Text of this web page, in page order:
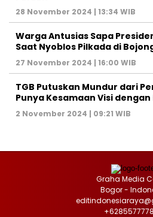
28 November 2024 | 13:34 WIB
Warga Antusias Sapa
Saat Nyoblos Pilkada di
27 November 2024 | 16:00 WIB
TGB Putuskan Mundur dari
Punya Kesamaan Visi
2 November 2024 | 09:21 WIB
Graha Media
Bogor -